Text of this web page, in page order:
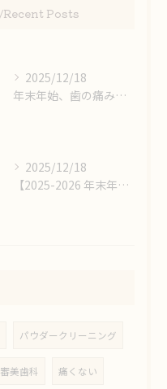
Recent Posts
2025/12/18
年末年始、歯の痛みで困らないために🦷⚠️
2025/12/18
【2025-2026 年末年始スケジュール🎍】
パウダークリーニング
審美歯科 痛くない